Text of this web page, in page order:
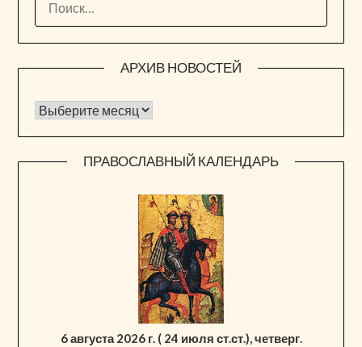
АРХИВ НОВОСТЕЙ
Архив новостей
ПРАВОСЛАВНЫЙ КАЛЕНДАРЬ
6 августа 2026 г. ( 24 июля ст.ст.), четверг.